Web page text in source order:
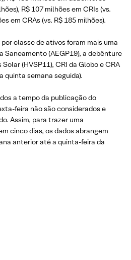
R$ 107 milhões em CRIs (vs.
em CRAs (vs. R$ 185 milhões).
classe de ativos foram mais uma
Saneamento (AEGP19), a debênture
(HVSP11), CRI da Globo e CRA
quinta semana seguida).
a tempo da publicação do
feira não são considerados e
Assim, para trazer uma
cinco dias, os dados abrangem
anterior até a quinta-feira da